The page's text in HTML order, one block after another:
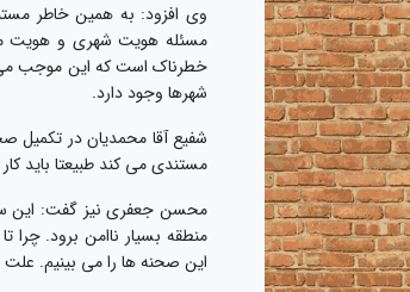
وی افزود: به همین خاطر
مسئله هویت شهری و هویت
خطرناک است که این موجب می
شهرها وجود دارد.
شفیع آقا محمدیان در
مستندی می کند طبیعتا باید
محسن جعفری نیز گفت: این
منطقه بسیار ناامن برود. چرا
این صحنه ها را می بینیم.